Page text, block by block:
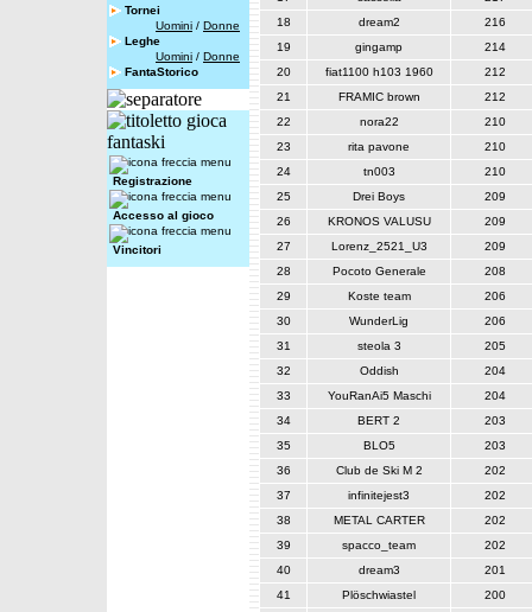
Tornei
Uomini / Donne
Leghe
Uomini / Donne
FantaStorico
Registrazione
Accesso al gioco
Vincitori
18
dream2
216
19
gingamp
214
20
fiat1100 h103 1960
212
21
FRAMIC brown
212
22
nora22
210
23
rita pavone
210
24
tn003
210
25
Drei Boys
209
26
KRONOS VALUSU
209
27
Lorenz_2521_U3
209
28
Pocoto Generale
208
29
Koste team
206
30
WunderLig
206
31
steola 3
205
32
Oddish
204
33
YouRanAi5 Maschi
204
34
BERT 2
203
35
BLO5
203
36
Club de Ski M 2
202
37
infinitejest3
202
38
METAL CARTER
202
39
spacco_team
202
40
dream3
201
41
Plöschwiastel
200